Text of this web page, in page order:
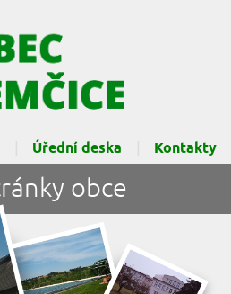
obce
Kontakty
Úřední deska